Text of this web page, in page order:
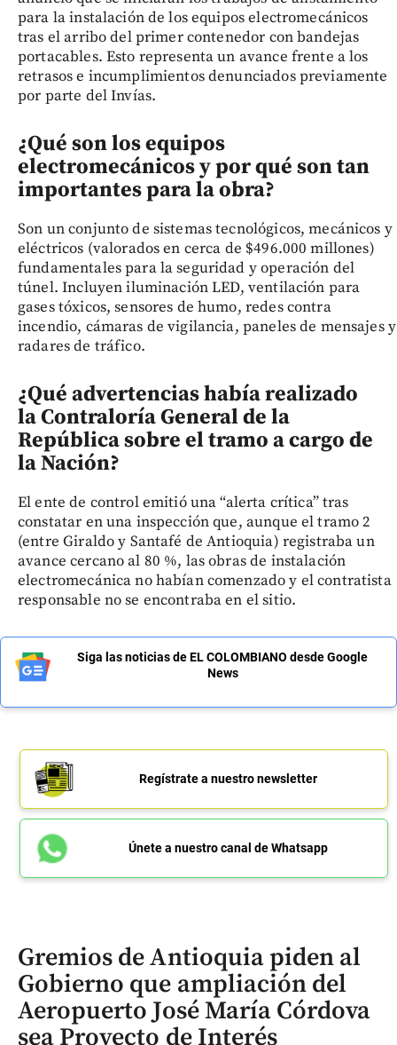
para la instalación de los equipos electromecánicos
tras el arribo del primer contenedor con bandejas
portacables. Esto representa un avance frente a los
retrasos e incumplimientos denunciados previamente
por parte del Invías.
¿Qué son los equipos
electromecánicos y por qué son tan
importantes para la obra?
Son un conjunto de sistemas tecnológicos, mecánicos y
eléctricos (valorados en cerca de $496.000 millones)
fundamentales para la seguridad y operación del
túnel. Incluyen iluminación LED, ventilación para
gases tóxicos, sensores de humo, redes contra
incendio, cámaras de vigilancia, paneles de mensajes y
radares de tráfico.
¿Qué advertencias había realizado
la Contraloría General de la
República sobre el tramo a cargo de
la Nación?
El ente de control emitió una “alerta crítica” tras
constatar en una inspección que, aunque el tramo 2
(entre Giraldo y Santafé de Antioquia) registraba un
avance cercano al 80 %, las obras de instalación
electromecánica no habían comenzado y el contratista
responsable no se encontraba en el sitio.
Siga las noticias de EL COLOMBIANO desde Google
News
Regístrate a nuestro newsletter
Únete a nuestro canal de Whatsapp
Gremios de Antioquia piden al
Gobierno que ampliación del
Aeropuerto José María Córdova
sea Proyecto de Interés